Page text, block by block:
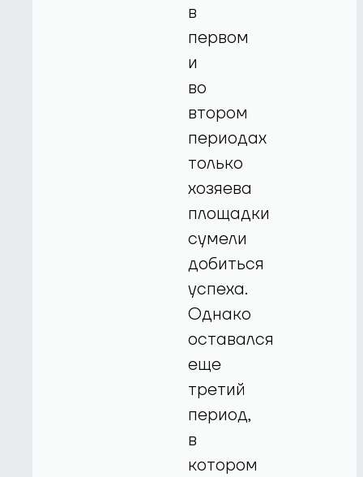
в
первом
и
во
втором
периодах
только
хозяева
площадки
сумели
добиться
успеха.
Однако
оставался
еще
третий
период,
в
котором